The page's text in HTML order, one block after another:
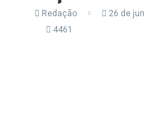
Redação
26 de
4461